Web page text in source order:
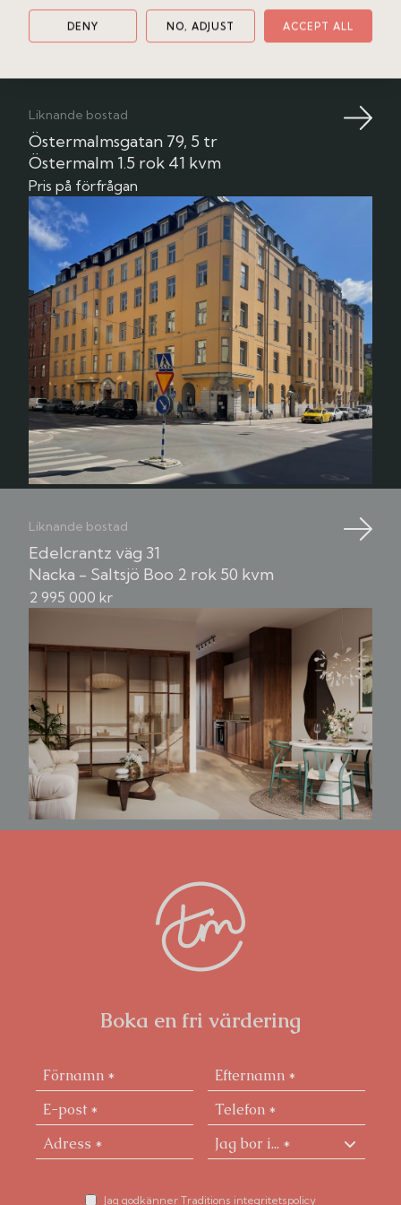
Boka en fri värdering
Liknande bostad
Östermalmsgatan 79, 5 tr
Östermalm 1.5 rok 41 kvm
Pris på förfrågan
Liknande bostad
Edelcrantz väg 31
Nacka - Saltsjö Boo 2 rok 50 kvm
2 995 000 kr
Boka en fri värdering
Jag godkänner Traditions integritetspolicy
DENY NO, ADJUST ACCEPT ALL